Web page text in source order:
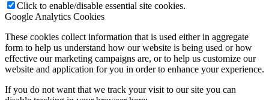
Click to enable/disable essential site cookies.
Google Analytics Cookies
These cookies collect information that is used either in aggregate
form to help us understand how our website is being used or how
effective our marketing campaigns are, or to help us customize our
website and application for you in order to enhance your experience.
If you do not want that we track your visit to our site you can